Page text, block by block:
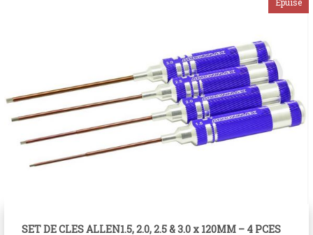
SET DE CLES ALLEN1.5, 2.0, 2.5 & 3.0 x 120MM – 4 PCES